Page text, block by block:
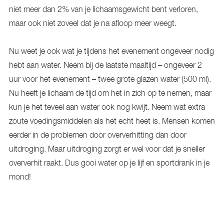
niet meer dan 2% van je lichaamsgewicht bent verloren,
maar ook niet zoveel dat je na afloop meer weegt.
Nu weet je ook wat je tijdens het evenement ongeveer nodig
hebt aan water. Neem bij de laatste maaltijd – ongeveer 2
uur voor het evenement – twee grote glazen water (500 ml).
Nu heeft je lichaam de tijd om het in zich op te nemen, maar
kun je het teveel aan water ook nog kwijt. Neem wat extra
zoute voedingsmiddelen als het echt heet is. Mensen komen
eerder in de problemen door oververhitting dan door
uitdroging. Maar uitdroging zorgt er wel voor dat je sneller
oververhit raakt. Dus gooi water op je lijf en sportdrank in je
mond!